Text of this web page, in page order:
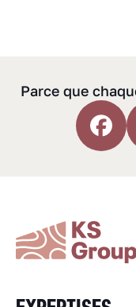
Parce que